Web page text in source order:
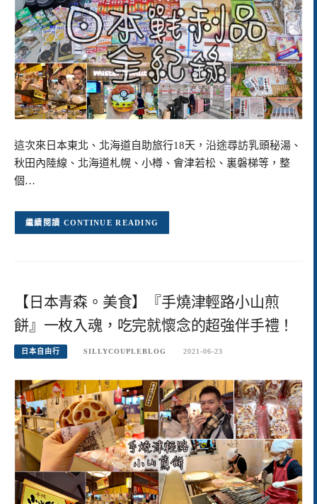
這次來日本東北、北海道自助旅行18天，沿途尋訪乳頭秘湯、
秋田內陸線、北海道札幌、小樽、會津若松、裏磐梯等，整
個…
CONTINUE READING
【日本青森。美食】『手燒津輕路小山煎
餅』一枚入魂，吃完就懷念的超強伴手禮！
日本自由行 SILLYCOUPLEBLOG 2021-06-23